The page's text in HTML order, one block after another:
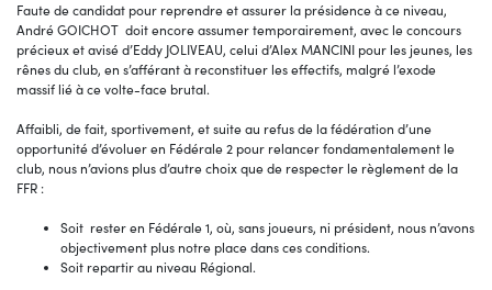
Faute de candidat pour reprendre et assurer la présidence à ce niveau,
André GOICHOT doit encore assumer temporairement, avec le concours
précieux et avisé d’Eddy JOLIVEAU, celui d’Alex MANCINI pour les jeunes, les
rênes du club, en s’afférant à reconstituer les effectifs, malgré l’exode
massif lié à ce volte-face brutal.
Affaibli, de fait, sportivement, et suite au refus de la fédération d’une
opportunité d’évoluer en Fédérale 2 pour relancer fondamentalement le
club, nous n’avions plus d’autre choix que de respecter le règlement de la
FFR :
Soit rester en Fédérale 1, où, sans joueurs, ni président, nous n’avons
objectivement plus notre place dans ces conditions.
Soit repartir au niveau Régional.